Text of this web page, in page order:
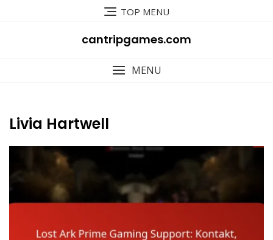
TOP MENU
cantripgames.com
MENU
Livia Hartwell